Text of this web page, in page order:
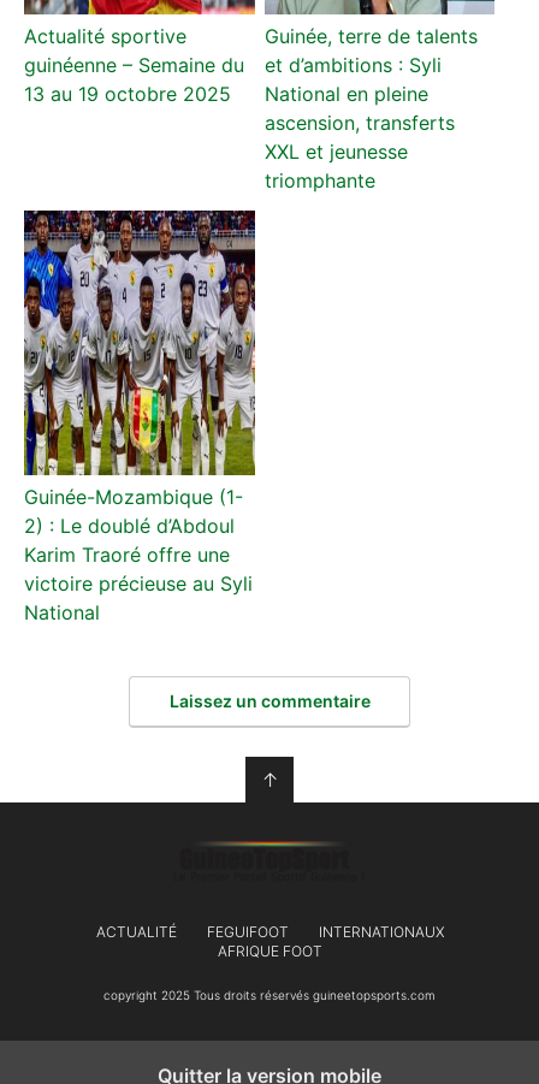
Actualité sportive
guinéenne – Semaine du
13 au 19 octobre 2025
Guinée, terre de talents
et d’ambitions : Syli
National en pleine
ascension, transferts
XXL et jeunesse
triomphante
Guinée-Mozambique (1-
2) : Le doublé d’Abdoul
Karim Traoré offre une
victoire précieuse au Syli
National
Laissez un commentaire
↑
ACTUALITÉ FEGUIFOOT
INTERNATIONAUX
AFRIQUE FOOT
copyright 2025 Tous droits réservés guineetopsports.com
Quitter la version mobile